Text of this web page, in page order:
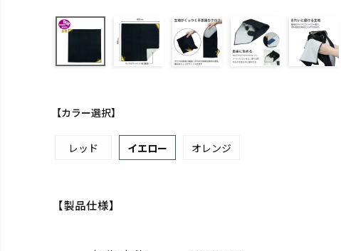
【カラー選択】
レッド イエロー オレンジ
【製品仕様】